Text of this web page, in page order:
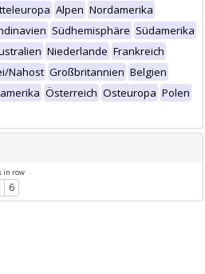
Alpen Nordamerika
Südhemisphäre Südamerika
Niederlande Frankreich
Nahost Großbritannien Belgien
Österreich Osteuropa Polen
in row
6